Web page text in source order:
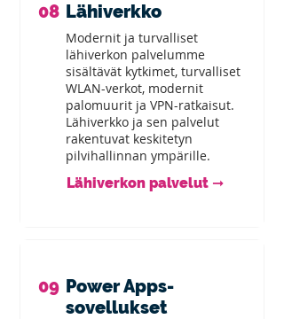
08 Lähiverkko
Modernit ja turvalliset
lähiverkon palvelumme
sisältävät kytkimet, turvalliset
WLAN-verkot, modernit
palomuurit ja VPN-ratkaisut.
Lähiverkko ja sen palvelut
rakentuvat keskitetyn
pilvihallinnan ympärille.
Lähiverkon palvelut ➞
09 Power Apps-
sovellukset